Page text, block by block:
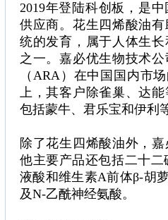
2019年登陆科创板，是
供应商。花生四烯酸油
统的发育，属于人体生
之一。嘉必优生物技术
（ARA）在中国国内市
上，其客户除雀巢、达
包括蒙牛、君乐宝和伊利
除了花生四烯酸油外，
他主要产品还包括二十
液酸和维生素A前体β-胡
及N-乙酰神经氨酸。